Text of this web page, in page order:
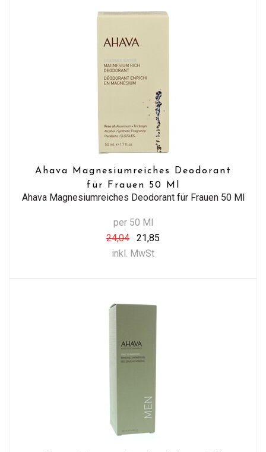
Ahava Magnesiumreiches Deodorant
für Frauen 50 Ml
Ahava Magnesiumreiches Deodorant für Frauen 50 Ml
per 50 Ml
24,04
21,85
inkl. MwSt